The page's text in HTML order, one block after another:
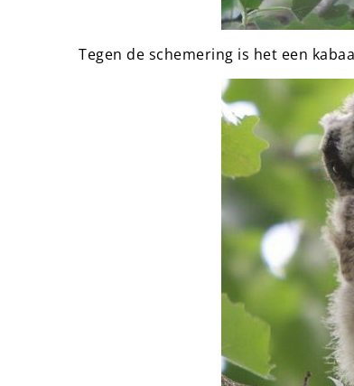
Tegen de schemering is het een